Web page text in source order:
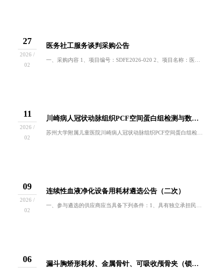
27
2026 /
02
医务社工服务谈判采购公告
一、采购内容 1、项目编号：SDFE2026-020 2、项目名称：医务社工服务 3、项目数量：1项（1年） 4、项目说明：聚焦门诊患儿及家...
11
2026 /
02
川崎病人冠状动脉组织PCF空间蛋白组检测与数据分析服务项目谈判结果公示
苏州大学附属儿童医院川崎病人冠状动脉组织PCF空间蛋白组检测与数据分析服务项目经医院按规定程序进行谈判，现就本次谈判结果公布如下：项目名称成...
09
2026 /
02
连续性血液净化设备用耗材遴选公告（二次）
一、参与遴选的供应商应当具备下列条件：1、具有独立承担民事责任的能力；2、具有良好的商业信誉和健全的财务会计制度；3、具有履行合同所必需的设...
06 漏斗胸矫形耗材、金属骨针、可吸收颅骨夹（锁）、颅骨板钉固定系统遴选公告(第二次)